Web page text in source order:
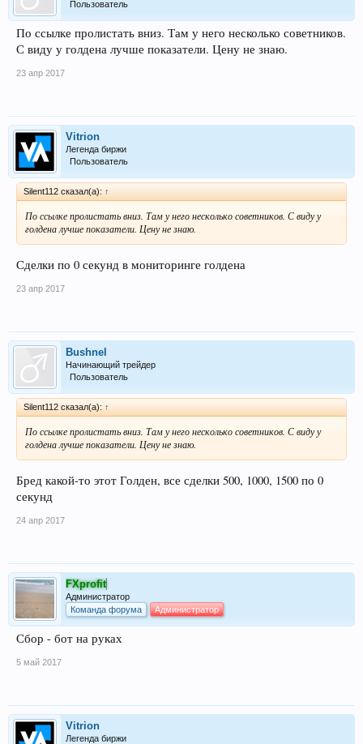
Пользователь
По ссылке пролистать вниз. Там у него несколько советников.
С виду у голдена лучше показатели. Цену не знаю.
23 апр 2017
Vitrion
Легенда биржи
Пользователь
Silent112 сказал(а): ↑
По ссылке пролистать вниз. Там у него несколько советников. С виду у
голдена лучше показатели. Цену не знаю.
Сделки по 0 секунд в мониторинге голдена
23 апр 2017
Bushnel
Начинающий трейдер
Пользователь
Silent112 сказал(а): ↑
По ссылке пролистать вниз. Там у него несколько советников. С виду у
голдена лучше показатели. Цену не знаю.
Бред какой-то этот Голден, все сделки 500, 1000, 1500 по 0
секунд
24 апр 2017
FXprofit
Администратор
Команда форума
Администратор
Сбор - бот на руках
5 май 2017
Vitrion
Легенда биржи